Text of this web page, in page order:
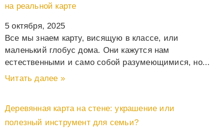
на реальной карте
5 октября, 2025
Все мы знаем карту, висящую в классе, или
маленький глобус дома. Они кажутся нам
естественными и само собой разумеющимися, но
Читать далее »
Деревянная карта на стене: украшение или
полезный инструмент для семьи?